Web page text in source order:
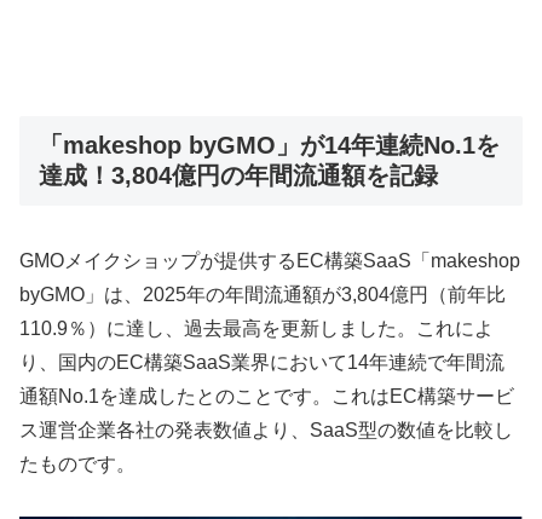
「makeshop byGMO」が14年連続No.1を
達成！3,804億円の年間流通額を記録
GMOメイクショップが提供するEC構築SaaS「makeshop
byGMO」は、2025年の年間流通額が3,804億円（前年比
110.9％）に達し、過去最高を更新しました。これによ
り、国内のEC構築SaaS業界において14年連続で年間流
通額No.1を達成したとのことです。これはEC構築サービ
ス運営企業各社の発表数値より、SaaS型の数値を比較し
たものです。